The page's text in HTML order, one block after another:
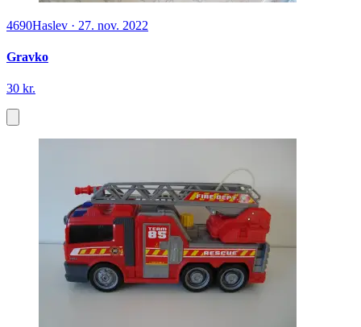
4690Haslev · 27. nov. 2022
Gravko
30 kr.